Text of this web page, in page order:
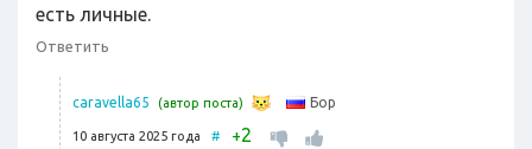
есть личные.
Ответить
caravella65 (автор поста) Бор
10 августа 2025 года # +2